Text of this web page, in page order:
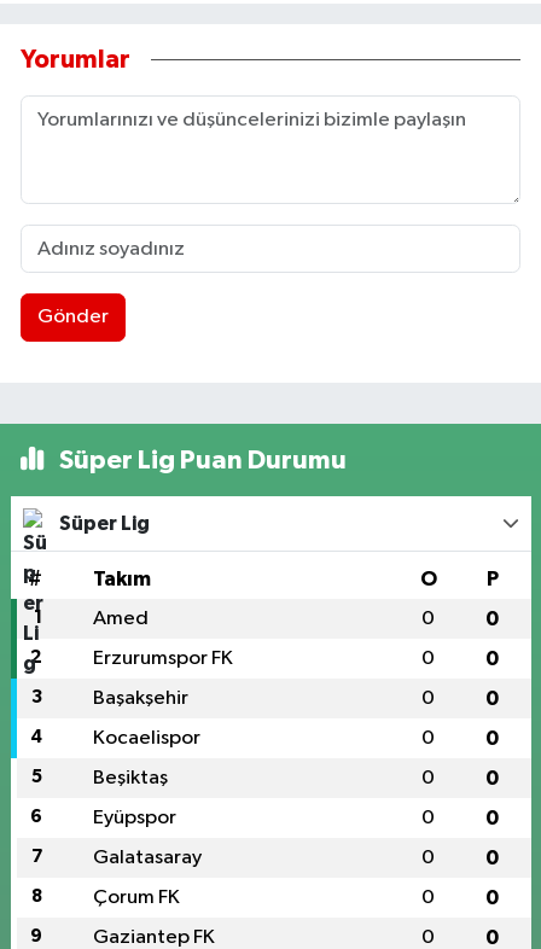
Yorumlar
Gönder
Süper Lig Puan Durumu
Süper Lig
# Takım O P
1 Amed 0 0
2 Erzurumspor FK 0 0
3 Başakşehir 0 0
4 Kocaelispor 0 0
5 Beşiktaş 0 0
6 Eyüpspor 0 0
7 Galatasaray 0 0
8 Çorum FK 0 0
9 Gaziantep FK 0 0